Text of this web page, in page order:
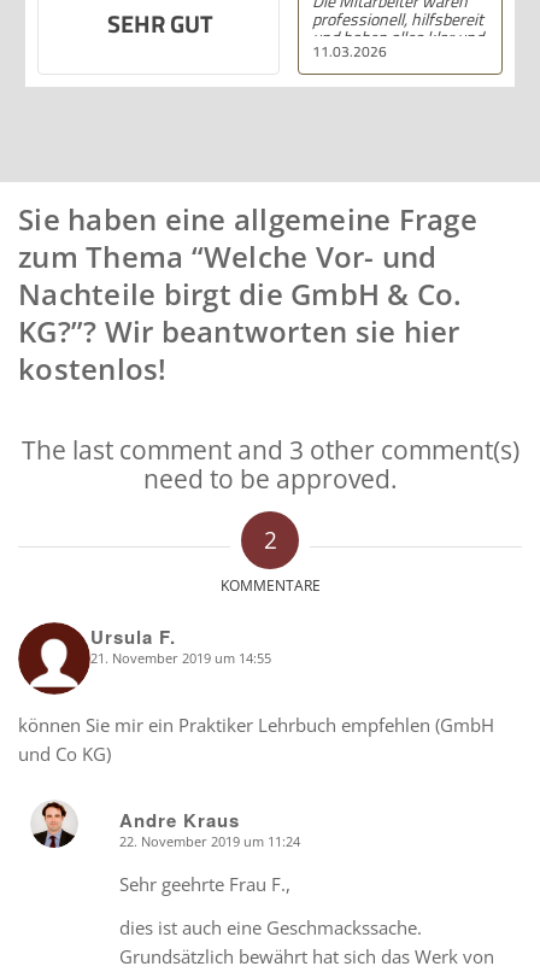
SEHR GUT
11.03.2026
professionell, hilfsbereit
und haben alles klar und
deutlich erklärt. Ich bin
mit der Beratung sehr
zufrieden und kann ihre
Sie haben eine allgemeine Frage
zum Thema “Welche Vor- und
Nachteile birgt die GmbH & Co.
KG?”? Wir beantworten sie hier
kostenlos!
The last comment and 3 other comment(s)
need to be approved.
2
KOMMENTARE
Ursula F.
says: 21. November 2019 um 14:55
können Sie mir ein Praktiker Lehrbuch empfehlen (GmbH
und Co KG)
Andre Kraus
22. November 2019 um 11:24
Sehr geehrte Frau F.,
dies ist auch eine Geschmackssache.
Grundsätzlich bewährt hat sich das Werk von